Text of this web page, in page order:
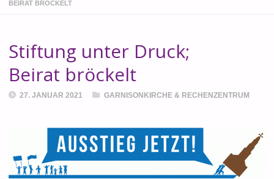
BEIRAT BRÖCKELT
Stiftung unter Druck;
Beirat bröckelt
27. JANUAR 2021 GARNISONKIRCHE & RECHENZENTRUM